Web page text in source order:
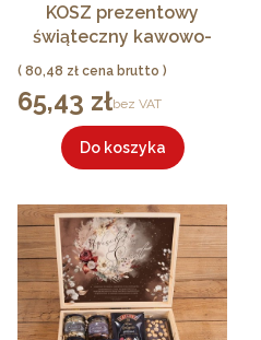
KOSZ prezentowy
świąteczny kawowo-
czekoladowy syrop,
kawa, czekolada dla
Niego MN
Cena
80,48 zł
Cena
65,43 złbez VAT
Do koszyka